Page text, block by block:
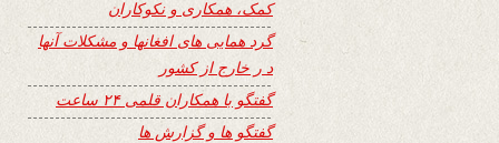
کمک، همکاری و نکوکاران
گرد همایی های افغانها و مشکلات آنها
د ر خارج از کشور
گفتگو با همکاران قلمی ۲۴ ساعت
گفتگو ها و گزارش ها